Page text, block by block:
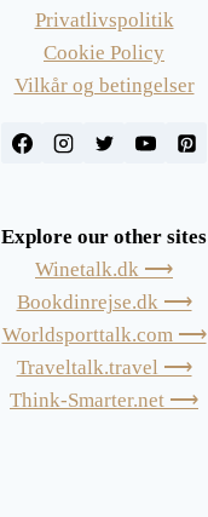
Privatlivspolitik
Cookie Policy
Vilkår og betingelser
Explore our other sites
Winetalk.dk ⟶
Bookdinrejse.dk ⟶
Worldsporttalk.com ⟶
Traveltalk.travel ⟶
Think-Smarter.net ⟶